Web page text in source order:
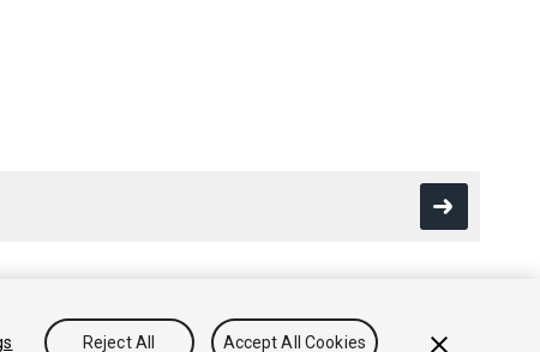
Reject All Accept All Cookies